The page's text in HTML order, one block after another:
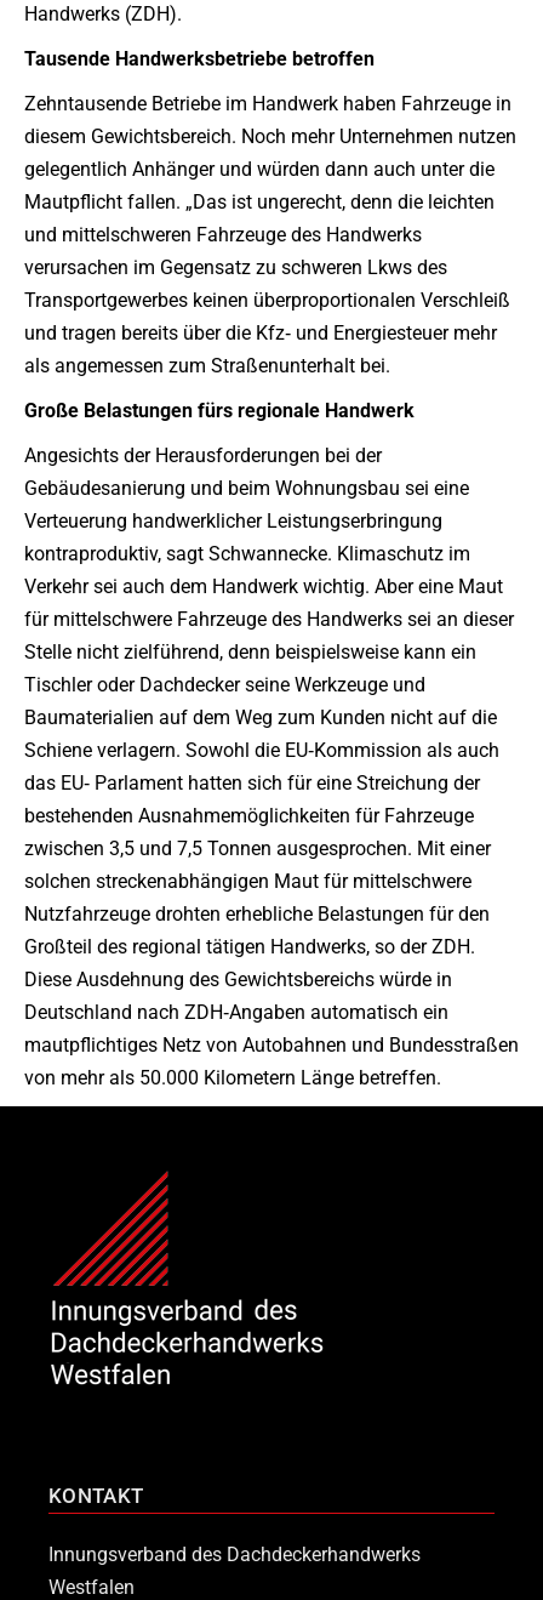
Handwerks (ZDH).
Tausende Handwerksbetriebe betroffen
Zehntausende Betriebe im Handwerk haben Fahrzeuge in
diesem Gewichtsbereich. Noch mehr Unternehmen nutzen
gelegentlich Anhänger und würden dann auch unter die
Mautpflicht fallen. „Das ist ungerecht, denn die leichten
und mittelschweren Fahrzeuge des Handwerks
verursachen im Gegensatz zu schweren Lkws des
Transportgewerbes keinen überproportionalen Verschleiß
und tragen bereits über die Kfz‐ und Energiesteuer mehr
als angemessen zum Straßenunterhalt bei.
Große Belastungen fürs regionale Handwerk
Angesichts der Herausforderungen bei der
Gebäudesanierung und beim Wohnungsbau sei eine
Verteuerung handwerklicher Leistungserbringung
kontraproduktiv, sagt Schwannecke. Klimaschutz im
Verkehr sei auch dem Handwerk wichtig. Aber eine Maut
für mittelschwere Fahrzeuge des Handwerks sei an dieser
Stelle nicht zielführend, denn beispielsweise kann ein
Tischler oder Dachdecker seine Werkzeuge und
Baumaterialien auf dem Weg zum Kunden nicht auf die
Schiene verlagern. Sowohl die EU‐Kommission als auch
das EU‐ Parlament hatten sich für eine Streichung der
bestehenden Ausnahmemöglichkeiten für Fahrzeuge
zwischen 3,5 und 7,5 Tonnen ausgesprochen. Mit einer
solchen streckenabhängigen Maut für mittelschwere
Nutzfahrzeuge drohten erhebliche Belastungen für den
Großteil des regional tätigen Handwerks, so der ZDH.
Diese Ausdehnung des Gewichtsbereichs würde in
Deutschland nach ZDH‐Angaben automatisch ein
mautpflichtiges Netz von Autobahnen und Bundesstraßen
von mehr als 50.000 Kilometern Länge betreffen.
KONTAKT
Innungsverband des Dachdeckerhandwerks
Westfalen